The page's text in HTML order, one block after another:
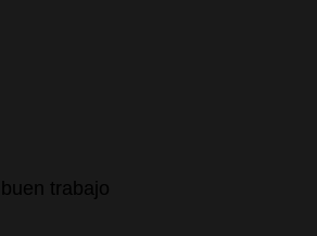
trabajo